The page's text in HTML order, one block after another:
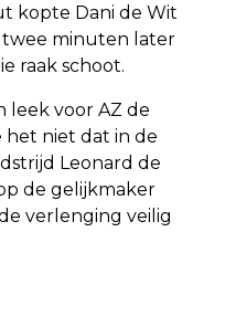
kopte Dani de Wit
twee minuten later
raak schoot.
leek voor AZ de
het niet dat in de
Leonard de
de gelijkmaker
verlenging veilig